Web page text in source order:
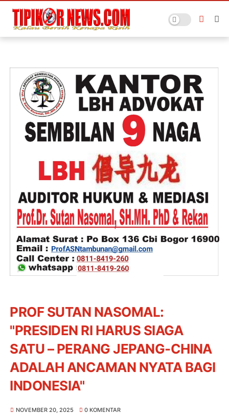
PROF SUTAN NASOMAL:
"PRESIDEN RI HARUS SIAGA
SATU – PERANG JEPANG-CHINA
ADALAH ANCAMAN NYATA BAGI
INDONESIA"
NOVEMBER 20, 2025 0 KOMENTAR